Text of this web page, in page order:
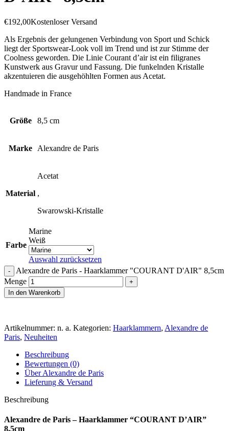
€192,00Kostenloser Versand
Als Ergebnis der gelungenen Verbindung von Sport und Schick
liegt der Sportswear-Look voll im Trend und ist zur Stimme der
Coolness geworden. Die Linie Courant d’air ist ein filigranes
Kunstwerk aus Gravur und Fassung. Die funkelnden Kristalle
akzentuieren die ausgehöhlten Formen aus Acetat.
Handmade in France
Größe 8,5 cm
Marke Alexandre de Paris
Material
Acetat
,
Swarowski-Kristalle
Farbe
Marine
Weiß
Auswahl zurücksetzen
Alexandre de Paris - Haarklammer "COURANT D'AIR" 8,5cm
Menge
In den Warenkorb
Artikelnummer: n. a. Kategorien: Haarklammern, Alexandre de
Paris, Neuheiten
Beschreibung
Bewertungen (0)
Über Alexandre de Paris
Lieferung & Versand
Beschreibung
Alexandre de Paris – Haarklammer “COURANT D’AIR”
8,5cm